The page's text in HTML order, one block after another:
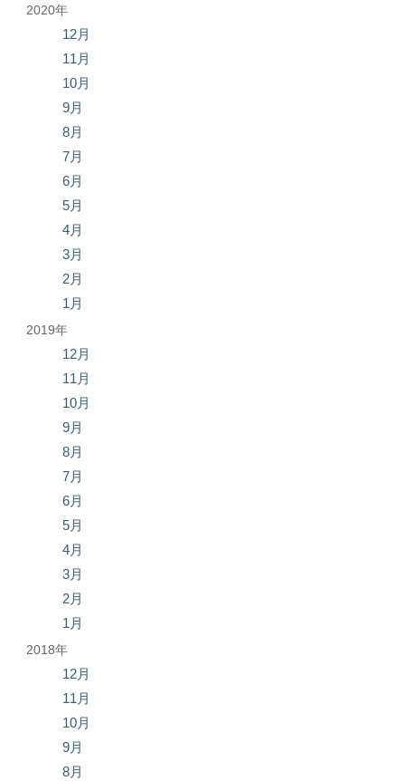
2020年
12月
11月
10月
9月
8月
7月
6月
5月
4月
3月
2月
1月
2019年
12月
11月
10月
9月
8月
7月
6月
5月
4月
3月
2月
1月
2018年
12月
11月
10月
9月
8月